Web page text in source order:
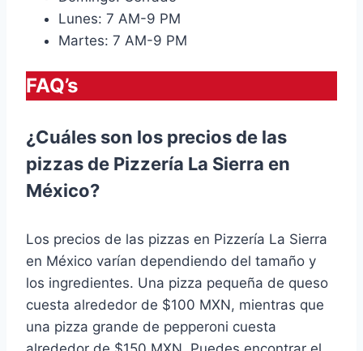
Lunes: 7 AM-9 PM
Martes: 7 AM-9 PM
FAQ’s
¿Cuáles son los precios de las
pizzas de Pizzería La Sierra en
México?
Los precios de las pizzas en Pizzería La Sierra
en México varían dependiendo del tamaño y
los ingredientes. Una pizza pequeña de queso
cuesta alrededor de $100 MXN, mientras que
una pizza grande de pepperoni cuesta